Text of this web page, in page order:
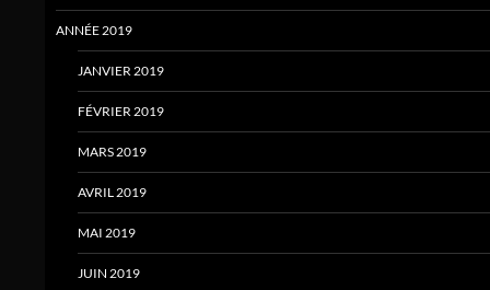
ANNÉE 2019
JANVIER 2019
FÉVRIER 2019
MARS 2019
AVRIL 2019
MAI 2019
JUIN 2019